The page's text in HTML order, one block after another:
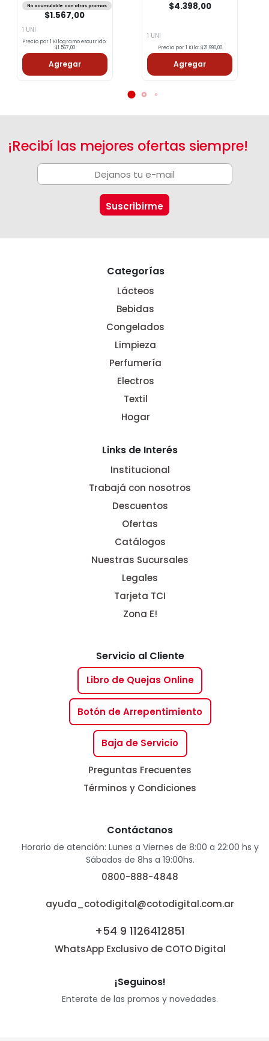
No acumulable con otras promos
$1.567,00
1 UNI
Precio por 1 Kilogramo escurrido:
$1.567,00
Agregar
$4.398,00
1 UNI
Precio por 1 Kilo: $21.990,00
Agregar
¡Recibí las mejores ofertas siempre!
Categorías
Lácteos
Bebidas
Congelados
Limpieza
Perfumería
Electros
Textil
Hogar
Links de Interés
Institucional
Trabajá con nosotros
Descuentos
Ofertas
Catálogos
Nuestras Sucursales
Legales
Tarjeta TCI
Zona E!
Servicio al Cliente
Libro de Quejas Online
Botón de Arrepentimiento
Baja de Servicio
Preguntas Frecuentes
Términos y Condiciones
Contáctanos
Horario de atención: Lunes a Viernes de 8:00 a 22:00 hs y
Sábados de 8hs a 19:00hs.
0800-888-4848
ayuda_cotodigital@cotodigital.com.ar
+54 9 1126412851
WhatsApp Exclusivo de COTO Digital
¡Seguinos!
Enterate de las promos y novedades.